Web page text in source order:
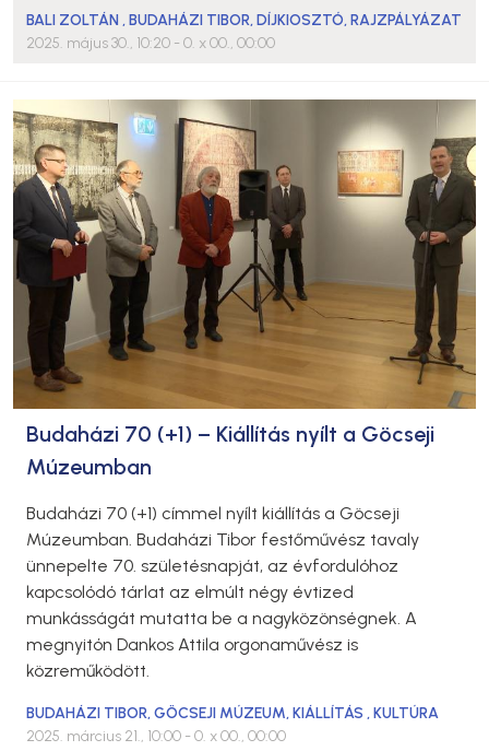
BALI ZOLTÁN ,BUDAHÁZI TIBOR,DÍJKIOSZTÓ,RAJZPÁLYÁZAT
2025. május 30., 10:20 - 0. x 00., 00:00
Budaházi 70 (+1) – Kiállítás nyílt a Göcseji
Múzeumban
Budaházi 70 (+1) címmel nyílt kiállítás a Göcseji
Múzeumban. Budaházi Tibor festőművész tavaly
ünnepelte 70. születésnapját, az évfordulóhoz
kapcsolódó tárlat az elmúlt négy évtized
munkásságát mutatta be a nagyközönségnek. A
megnyitón Dankos Attila orgonaművész is
közreműködött.
BUDAHÁZI TIBOR,GÖCSEJI MÚZEUM,KIÁLLÍTÁS ,KULTÚRA
2025. március 21., 10:00 - 0. x 00., 00:00